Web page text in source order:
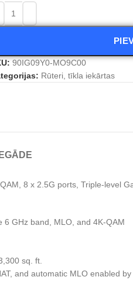
90IG09Y0-MO9C00
Rūteri, tīkla iekārtas
8 x 2.5G ports, Triple-level
GHz band, MLO, and 4K-QAM
sq. ft.
and automatic MLO enabled